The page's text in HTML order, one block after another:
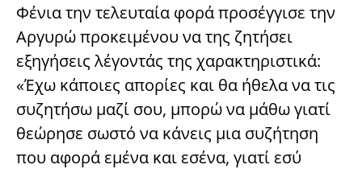
Φένια την τελευταία φορά προσέγγισε την
Αργυρώ προκειμένου να της ζητήσει
εξηγήσεις λέγοντάς της χαρακτηριστικά:
«Έχω κάποιες απορίες και θα ήθελα να τις
συζητήσω μαζί σου, μπορώ να μάθω γιατί
θεώρησε σωστό να κάνεις μια συζήτηση
που αφορά εμένα και εσένα, γιατί εσύ